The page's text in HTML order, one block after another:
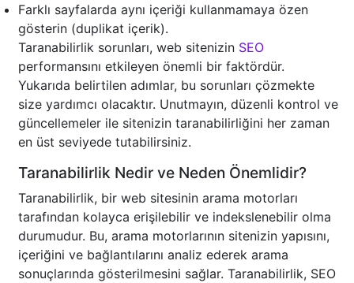
Farklı sayfalarda aynı içeriği kullanmamaya özen
gösterin (duplikat içerik).
Taranabilirlik sorunları, web sitenizin SEO
performansını etkileyen önemli bir faktördür.
Yukarıda belirtilen adımlar, bu sorunları çözmekte
size yardımcı olacaktır. Unutmayın, düzenli kontrol ve
güncellemeler ile sitenizin taranabilirliğini her zaman
en üst seviyede tutabilirsiniz.
Taranabilirlik Nedir ve Neden Önemlidir?
Taranabilirlik, bir web sitesinin arama motorları
tarafından kolayca erişilebilir ve indekslenebilir olma
durumudur. Bu, arama motorlarının sitenizin yapısını,
içeriğini ve bağlantılarını analiz ederek arama
sonuçlarında gösterilmesini sağlar. Taranabilirlik, SEO